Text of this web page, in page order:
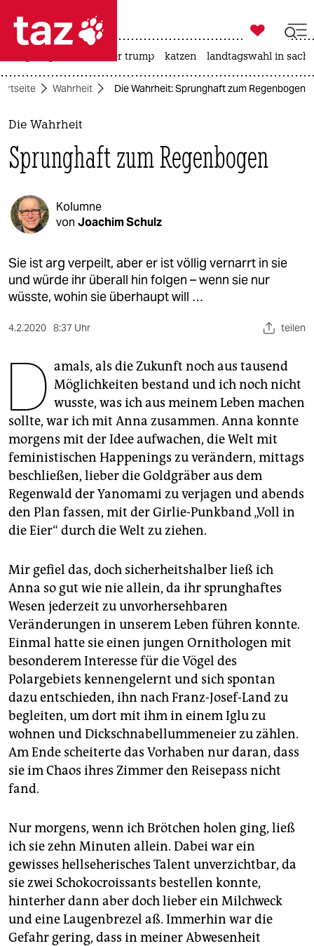
 taz zahl ich
taz zahl ich
themen
politik
öko
gesellschaft
kultur
sport
wahrheit
verlag
verlag
veranstaltungen
shop
fragen & hilfe
abo
genossenschaft
epaper login

taz zahl ich
usa unter trump katzen landtagswahl in
Wahrheit Die Wahrheit: Sprunghaft zum Regenbogen
Die Wahrheit
Sprunghaft zum Regenbogen
Kolumne
von Joachim Schulz
Sie ist arg verpeilt, aber er ist völlig vernarrt in sie
und würde ihr überall hin folgen – wenn sie nur
wüsste, wohin sie überhaupt will …
4.2.2020 8:37 Uhr teilen
D amals, als die Zukunft noch aus tausend
Möglichkeiten bestand und ich noch nicht
wusste, was ich aus meinem Leben machen
sollte, war ich mit Anna zusammen. Anna konnte
morgens mit der Idee aufwachen, die Welt mit
feministischen Happenings zu verändern, mittags
beschließen, lieber die Goldgräber aus dem
Regenwald der Yanomami zu verjagen und abends
den Plan fassen, mit der Girlie-Punkband „Voll in
die Eier“ durch die Welt zu ziehen.
Mir gefiel das, doch sicherheitshalber ließ ich
Anna so gut wie nie allein, da ihr sprunghaftes
Wesen jederzeit zu unvorhersehbaren
Veränderungen in unserem Leben führen konnte.
Einmal hatte sie einen jungen Ornithologen mit
besonderem Interesse für die Vögel des
Polargebiets kennengelernt und sich spontan
dazu entschieden, ihn nach Franz-Josef-Land zu
begleiten, um dort mit ihm in einem Iglu zu
wohnen und Dickschnabellummeneier zu zählen.
Am Ende scheiterte das Vorhaben nur daran, dass
sie im Chaos ihres Zimmer den Reisepass nicht
fand.
Nur morgens, wenn ich Brötchen holen ging, ließ
ich sie zehn Minuten allein. Dabei war ein
gewisses hellseherisches Talent unverzichtbar, da
sie zwei Schokocroissants bestellen konnte,
hinterher dann aber doch lieber ein Milchweck
und eine Laugenbrezel aß. Immerhin war die
Gefahr gering, dass in meiner Abwesenheit